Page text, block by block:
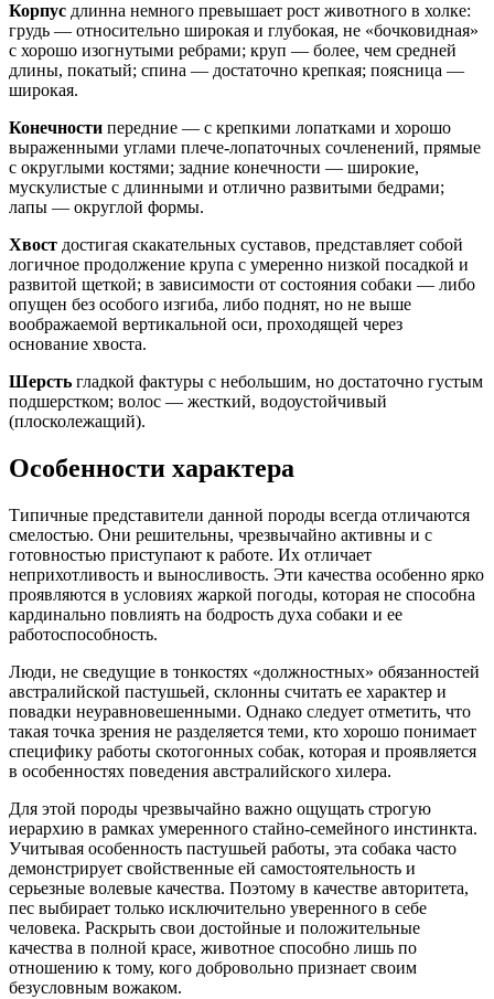
Корпус длинна немного превышает рост животного в холке:
грудь — относительно широкая и глубокая, не «бочковидная»
с хорошо изогнутыми ребрами; круп — более, чем средней
длины, покатый; спина — достаточно крепкая; поясница —
широкая.
Конечности передние — с крепкими лопатками и хорошо
выраженными углами плече-лопаточных сочленений, прямые
с округлыми костями; задние конечности — широкие,
мускулистые с длинными и отлично развитыми бедрами;
лапы — округлой формы.
Хвост достигая скакательных суставов, представляет собой
логичное продолжение крупа с умеренно низкой посадкой и
развитой щеткой; в зависимости от состояния собаки — либо
опущен без особого изгиба, либо поднят, но не выше
воображаемой вертикальной оси, проходящей через
основание хвоста.
Шерсть гладкой фактуры с небольшим, но достаточно густым
подшерстком; волос — жесткий, водоустойчивый
(плосколежащий).
Особенности характера
Типичные представители данной породы всегда отличаются
смелостью. Они решительны, чрезвычайно активны и с
готовностью приступают к работе. Их отличает
неприхотливость и выносливость. Эти качества особенно ярко
проявляются в условиях жаркой погоды, которая не способна
кардинально повлиять на бодрость духа собаки и ее
работоспособность.
Люди, не сведущие в тонкостях «должностных» обязанностей
австралийской пастушьей, склонны считать ее характер и
повадки неуравновешенными. Однако следует отметить, что
такая точка зрения не разделяется теми, кто хорошо понимает
специфику работы скотогонных собак, которая и проявляется
в особенностях поведения австралийского хилера.
Для этой породы чрезвычайно важно ощущать строгую
иерархию в рамках умеренного стайно-семейного инстинкта.
Учитывая особенность пастушьей работы, эта собака часто
демонстрирует свойственные ей самостоятельность и
серьезные волевые качества. Поэтому в качестве авторитета,
пес выбирает только исключительно уверенного в себе
человека. Раскрыть свои достойные и положительные
качества в полной красе, животное способно лишь по
отношению к тому, кого добровольно признает своим
безусловным вожаком.